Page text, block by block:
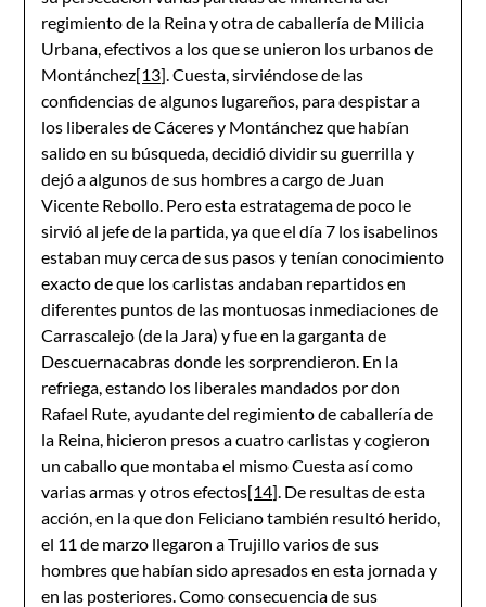
regimiento de la Reina y otra de caballería de Milicia
Urbana, efectivos a los que se unieron los urbanos de
Montánchez[13]. Cuesta, sirviéndose de las
confidencias de algunos lugareños, para despistar a
los liberales de Cáceres y Montánchez que habían
salido en su búsqueda, decidió dividir su guerrilla y
dejó a algunos de sus hombres a cargo de Juan
Vicente Rebollo. Pero esta estratagema de poco le
sirvió al jefe de la partida, ya que el día 7 los isabelinos
estaban muy cerca de sus pasos y tenían conocimiento
exacto de que los carlistas andaban repartidos en
diferentes puntos de las montuosas inmediaciones de
Carrascalejo (de la Jara) y fue en la garganta de
Descuernacabras donde les sorprendieron. En la
refriega, estando los liberales mandados por don
Rafael Rute, ayudante del regimiento de caballería de
la Reina, hicieron presos a cuatro carlistas y cogieron
un caballo que montaba el mismo Cuesta así como
varias armas y otros efectos[14]. De resultas de esta
acción, en la que don Feliciano también resultó herido,
el 11 de marzo llegaron a Trujillo varios de sus
hombres que habían sido apresados en esta jornada y
en las posteriores. Como consecuencia de sus